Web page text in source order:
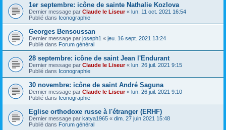
1er septembre: icône de sainte Nathalie Kozlova
Dernier message par Claude le Liseur« lun. 11 oct. 2021 16:54
Publié dans Iconographie
Georges Bensoussan
Dernier message par joseph1 « jeu. 16 sept. 2021 13:24
Publié dans Forum général
28 septembre: icône de saint Jean l'Endurant
Dernier message par Claude le Liseur« lun. 26 juil. 2021 9:15
Publié dans Iconographie
30 novembre: icône de saint André Șaguna
Dernier message par Claude le Liseur« lun. 26 juil. 2021 9:10
Publié dans Iconographie
Eglise orthodoxe russe à l'étranger (ERHF)
Dernier message par katya1965 « dim. 27 juin 2021 15:48
Publié dans Forum général